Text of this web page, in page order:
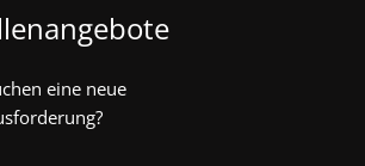
eine neue